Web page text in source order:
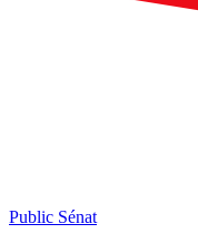
Public Sénat